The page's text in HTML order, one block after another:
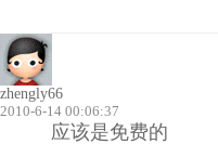
zhengly66
2010-6-14 00:06:37
应该是免费的